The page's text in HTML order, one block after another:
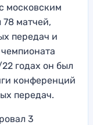
московским
матчей,
передач и
годах он был
конференций
передач.
3